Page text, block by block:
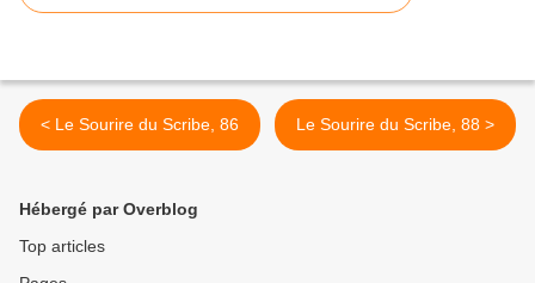
< Le Sourire du Scribe, 86 Le Sourire du Scribe, 88 >
Hébergé par Overblog
Top articles